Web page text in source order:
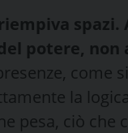
potere, non
come
la
pesa, ciò che